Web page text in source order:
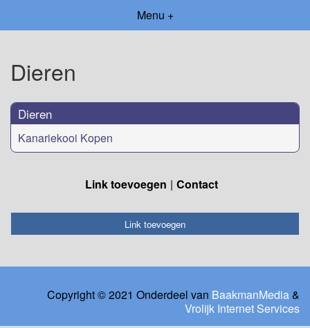
Menu +
Dieren
Dieren
Kanariekooi Kopen
Link toevoegen Contact
Link toevoegen
Copyright © 2021 Onderdeel van BaakmanMedia&
Vrolijk Internet Services